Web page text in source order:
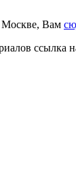
Москве, Вам
ссылка